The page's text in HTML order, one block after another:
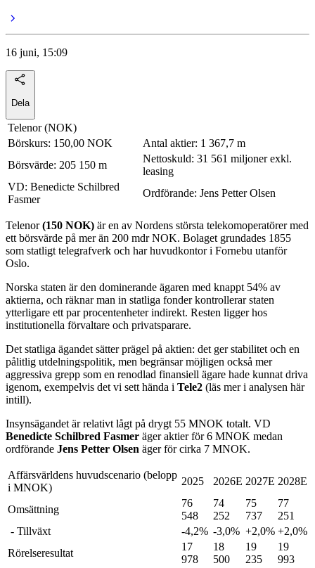
16 juni, 15:09
Dela
Telenor (NOK)
Börskurs: 150,00 NOK
Antal aktier: 1 367,7 m
Börsvärde: 205 150 m
Nettoskuld: 31 561 miljoner exkl.
leasing
VD: Benedicte Schilbred
Fasmer
Ordförande: Jens Petter Olsen
Telenor(150 NOK) är en av Nordens största telekomoperatörer med
ett börsvärde på mer än 200 mdr NOK. Bolaget grundades 1855
som statligt telegrafverk och har huvudkontor i Fornebu utanför
Oslo.
Norska staten är den dominerande ägaren med knappt 54% av
aktierna, och räknar man in statliga fonder kontrollerar staten
ytterligare ett par procentenheter indirekt. Resten ligger hos
institutionella förvaltare och privatsparare.
Det statliga ägandet sätter prägel på aktien: det ger stabilitet och en
pålitlig utdelningspolitik, men begränsar möjligen också mer
aggressiva grepp som en renodlad finansiell ägare hade kunnat driva
igenom, exempelvis det vi sett hända i Tele2 (läs mer i analysen här
intill).
Insynsägandet är relativt lågt på drygt 55 MNOK totalt. VD
Benedicte Schilbred Fasmer äger aktier för 6 MNOK medan
ordförande Jens Petter Olsen äger för cirka 7 MNOK.
Affärsvärldens huvudscenario (belopp
i MNOK)
2025 2026E 2027E 2028E
Omsättning
76
548
74
252
75
737
77
251
- Tillväxt
-4,2% -3,0% +2,0% +2,0%
Rörelseresultat
17
978
18
500
19
235
19
993